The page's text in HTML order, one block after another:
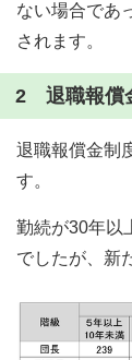
ない場合であ
されます。
2 退職報償
退職報償金制
す。
勤続が30年以
でしたが、新